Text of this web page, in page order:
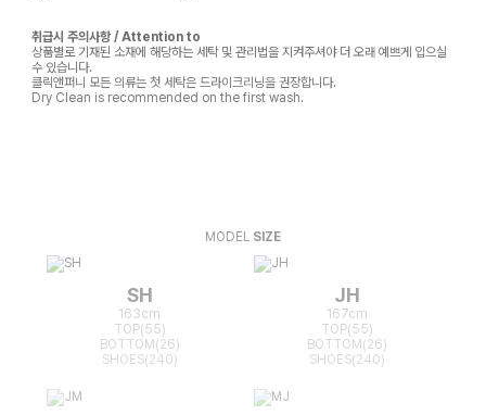
취급시 주의사항 / Attention to
상품별로 기재된 소재에 해당하는 세탁 및 관리법을 지켜주셔야 더 오래 예쁘게 입으실
수 있습니다.
클릭앤퍼니 모든 의류는 첫 세탁은 드라이크리닝을 권장합니다.
Dry Clean is recommended on the first wash.
MODEL SIZE
SH
163cm
TOP(55)
BOTTOM(26)
SHOES(240)
JH
167cm
TOP(55)
BOTTOM(26)
SHOES(240)